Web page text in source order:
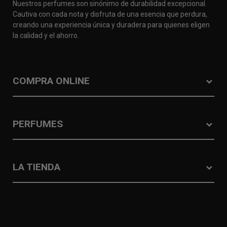
Nuestros perfumes son sinónimo de durabilidad excepcional.
Cautiva con cada nota y disfruta de una esencia que perdura,
creando una experiencia única y duradera para quienes eligen
la calidad y el ahorro.
COMPRA ONLINE
PERFUMES
LA TIENDA